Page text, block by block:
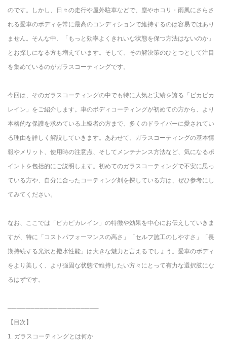
のです。しかし、日々の走行や屋外駐車などで、塵やホコリ・雨風にさらさ
れる愛車のボディを常に最高のコンディションで維持するのは容易ではあり
ません。そんな中、「もっと効率よくきれいな状態を保つ方法はないのか」
とお探しになる方も増えています。そして、その解決策のひとつとして注目
を集めているのがガラスコーティングです。
今回は、そのガラスコーティングの中でも特に人気と実績を誇る「ピカピカ
レイン」をご紹介します。車のボディコーティングが初めての方から、より
本格的な保護を求めている上級者の方まで、多くのドライバーに愛されてい
る理由を詳しく解説していきます。あわせて、ガラスコーティングの基本情
報やメリット、使用時の注意点、そしてメンテナンス方法など、気になるポ
イントを包括的にご説明します。初めてのガラスコーティングで不安に思っ
ている方や、自分に合ったコーティング剤を探している方は、ぜひ参考にし
てみてください。
なお、ここでは「ピカピカレイン」の特徴や効果を中心にお伝えしていきま
すが、特に「コストパフォーマンスの高さ」「セルフ施工のしやすさ」「長
期持続する光沢と撥水性能」は大きな魅力と言えるでしょう。愛車のボディ
をより美しく、より強固な状態で維持したい方々にとって有力な選択肢にな
るはずです。
────────────────────
【目次】
1. ガラスコーティングとは何か